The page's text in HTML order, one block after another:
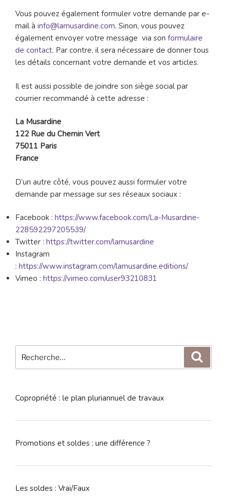
Vous pouvez également formuler votre demande par e-
mail à info@lamusardine.com. Sinon, vous pouvez
également envoyer votre message via son formulaire
de contact. Par contre, il sera nécessaire de donner tous
les détails concernant votre demande et vos articles.
Il est aussi possible de joindre son siège social par
courrier recommandé à cette adresse :
La Musardine
122 Rue du Chemin Vert
75011 Paris
France
D’un autre côté, vous pouvez aussi formuler votre
demande par message sur ses réseaux sociaux :
Facebook : https://www.facebook.com/La-Musardine-
228592297205539/
Twitter : https://twitter.com/lamusardine
Instagram
: https://www.instagram.com/lamusardine.editions/
Vimeo : https://vimeo.com/user93210831
pour
Copropriété : le plan pluriannuel de travaux
Promotions et soldes : une différence ?
Les soldes : Vrai/Faux